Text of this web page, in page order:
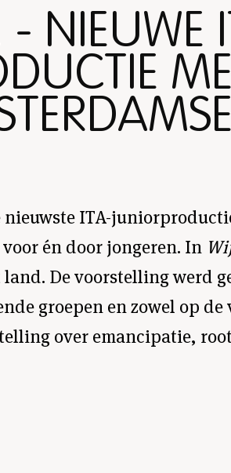
NIEUWE
nieuwste ITA-
én door jongeren. In
De voorstelling werd
groepen en zowel op
over emancipatie,